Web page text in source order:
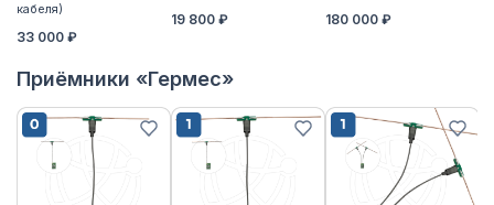
кабеля)
33 000 ₽
19 800 ₽ 180 000 ₽
Приёмники «Гермес»